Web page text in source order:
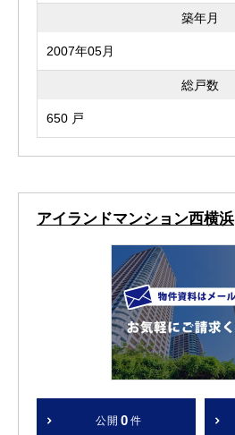
築年月
2007年05月
総戸数
650 戸
アイランドマンション西横浜
公開 0 件